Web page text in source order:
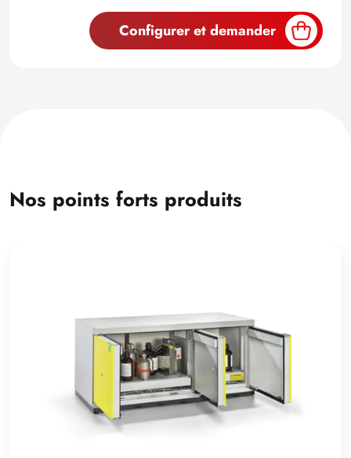
Configurer et demander
Nos points forts produits